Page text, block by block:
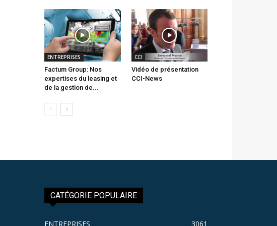
ENTREPRISES
Factum Group: Nos
expertises du leasing et
de la gestion de...
CCI
Vidéo de présentation
CCI-News
CATÉGORIE POPULAIRE
ENTREPRISES 3061